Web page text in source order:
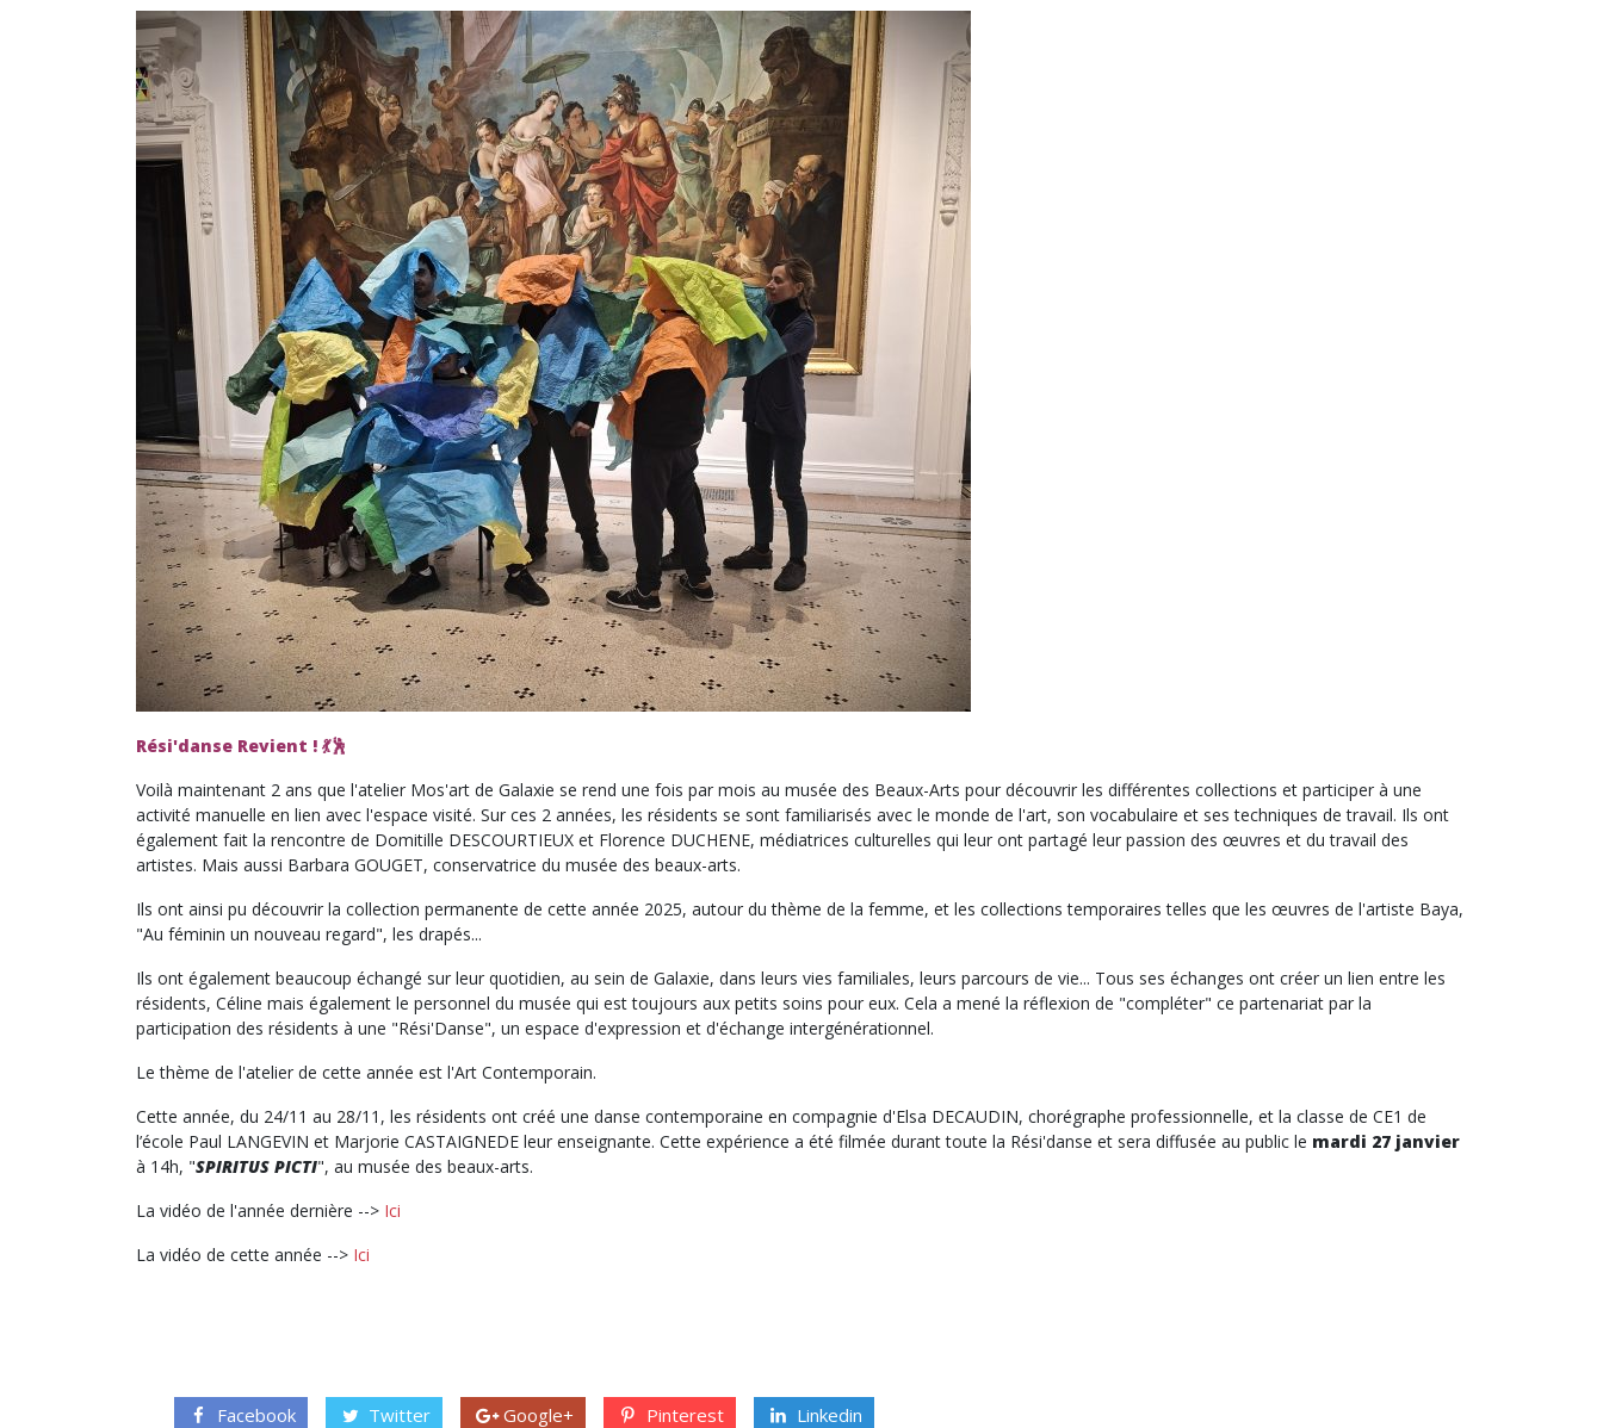
Rési'danse Revient ! 💃🕺
Voilà maintenant 2 ans que l'atelier Mos'art de Galaxie se rend une fois par mois au musée des Beaux-Arts pour découvrir les différentes collections et participer à une
activité manuelle en lien avec l'espace visité. Sur ces 2 années, les résidents se sont familiarisés avec le monde de l'art, son vocabulaire et ses techniques de travail. Ils ont
également fait la rencontre de Domitille DESCOURTIEUX et Florence DUCHENE, médiatrices culturelles qui leur ont partagé leur passion des œuvres et du travail des
artistes. Mais aussi Barbara GOUGET, conservatrice du musée des beaux-arts.
Ils ont ainsi pu découvrir la collection permanente de cette année 2025, autour du thème de la femme, et les collections temporaires telles que les œuvres de l'artiste Baya,
"Au féminin un nouveau regard", les drapés...
Ils ont également beaucoup échangé sur leur quotidien, au sein de Galaxie, dans leurs vies familiales, leurs parcours de vie... Tous ses échanges ont créer un lien entre les
résidents, Céline mais également le personnel du musée qui est toujours aux petits soins pour eux. Cela a mené la réflexion de "compléter" ce partenariat par la
participation des résidents à une "Rési'Danse", un espace d'expression et d'échange intergénérationnel.
Le thème de l'atelier de cette année est l'Art Contemporain.
Cette année, du 24/11 au 28/11, les résidents ont créé une danse contemporaine en compagnie d'Elsa DECAUDIN, chorégraphe professionnelle, et la classe de CE1 de
l’école Paul LANGEVIN et Marjorie CASTAIGNEDE leur enseignante. Cette expérience a été filmée durant toute la Rési'danse et sera diffusée au public le mardi 27 janvier
à 14h, "SPIRITUS PICTI", au musée des beaux-arts.
La vidéo de l'année dernière --> Ici
La vidéo de cette année --> Ici
Facebook Twitter Google+ Pinterest Linkedin